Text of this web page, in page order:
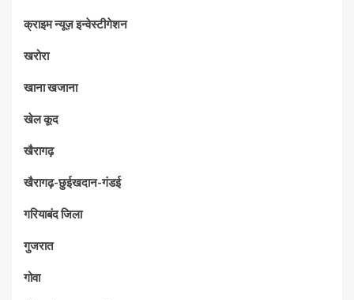
क्राइम न्यूज़ इन्वेस्टीगेशन
खरोरा
खाना खजाना
खेल कूद
खैरागढ़
खैरागढ़-छुईखदान-गंडई
गरियाबंद जिला
गुजरात
गोवा